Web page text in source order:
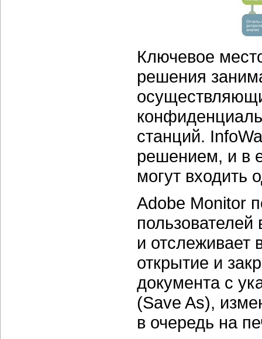
Ключевое
решения
станций.
решением, и в
могут входить
Adobe Monitor
и
открытие и
документа с
(Save As),
в очередь на